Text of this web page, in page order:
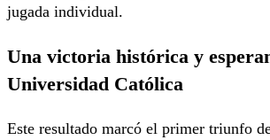
jugada individual.
Una victoria histórica y
Universidad Católica
Este resultado marcó el primer triunfo